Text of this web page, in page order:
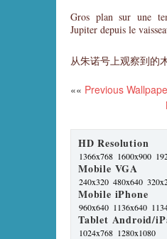
Gros plan sur une
Jupiter depuis le
从朱诺号上观察到的
«« Previous
HD Resolution
1366x768 1600x900
Mobile VGA
240x320 480x640
Mobile iPhone
960x640 1136x640
Tablet Android/
1024x768 1280x1080